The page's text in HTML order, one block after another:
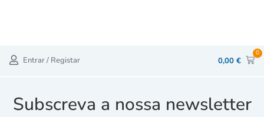
Entrar / Registar 0,00 €
0
Subscreva a nossa newsletter